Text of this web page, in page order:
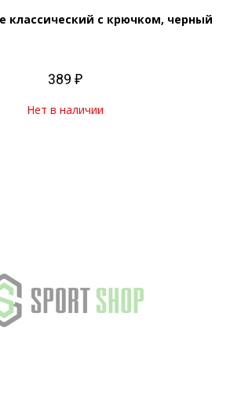
классический с крючком, черный
389 ₽
Нет в наличии